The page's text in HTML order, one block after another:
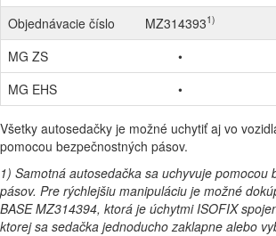
Objednávacie číslo
MZ3143931)
MG ZS
•
MG EHS
•
Všetky autosedačky je možné uchytiť aj vo
pomocou bezpečnostných pásov.
1) Samotná autosedačka sa uchyvuje pomocou
pásov. Pre rýchlejšiu manipuláciu je možné
BASE MZ314394, ktorá je úchytmi ISOFIX
ktorej sa sedačka jednoducho zaklapne alebo